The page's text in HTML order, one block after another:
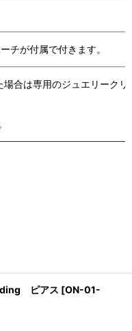
チが付属で付きます。
合は専用のジュエリークリ
ピアス [ON-01-